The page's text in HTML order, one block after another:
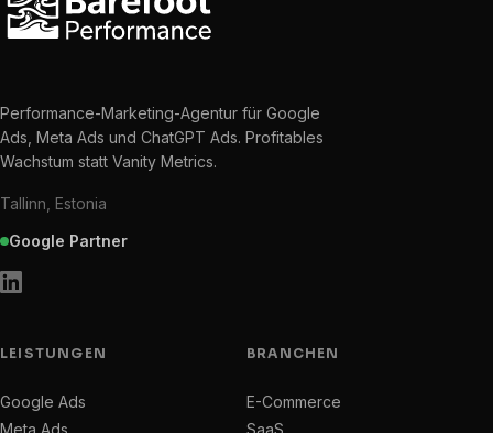
Performance-Marketing-Agentur für Google
Ads, Meta Ads und ChatGPT Ads. Profitables
Wachstum statt Vanity Metrics.
Tallinn, Estonia
Google Partner
LEISTUNGEN
Google Ads
Meta Ads
BRANCHEN
E-Commerce
SaaS